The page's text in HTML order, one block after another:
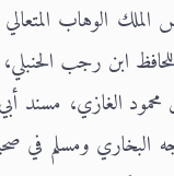
الملك الوهاب